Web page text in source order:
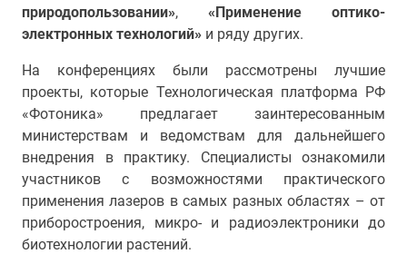
природопользовании», «Применение оптико-
электронных технологий» и ряду других.
На конференциях были рассмотрены лучшие
проекты, которые Технологическая платформа РФ
«Фотоника» предлагает заинтересованным
министерствам и ведомствам для дальнейшего
внедрения в практику. Специалисты ознакомили
участников с возможностями практического
применения лазеров в самых разных областях – от
приборостроения, микро- и радиоэлектроники до
биотехнологии растений.